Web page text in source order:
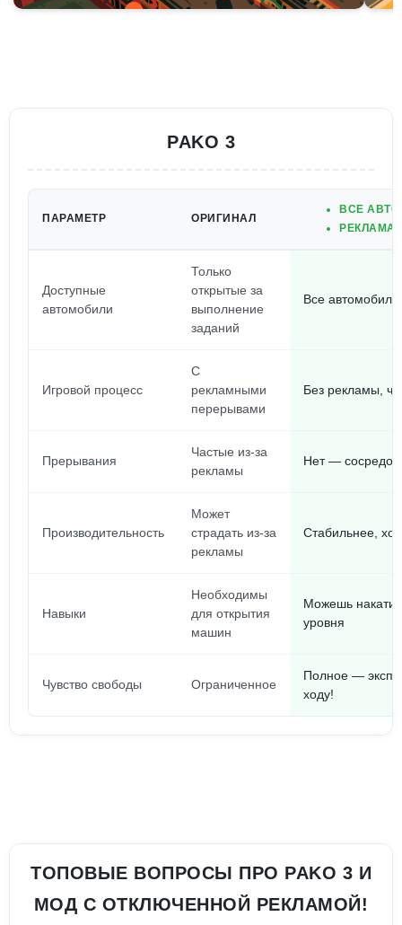
PAKO 3
ПАРАМЕТР ОРИГИНАЛ
ВСЕ
РЕКЛАМА
Доступные
автомобили
Только
открытые за
выполнение
заданий
Все автомобили
Игровой процесс
С
рекламными
перерывами
Без рекламы,
Прерывания
Частые из-за
рекламы
Нет —
Производительность
Может
страдать из-за
рекламы
Стабильнее,
Навыки
Необходимы
для открытия
машин
Можешь
уровня
Чувство свободы Ограниченное
Полное —
ходу!
ТОПОВЫЕ ВОПРОСЫ ПРО PAKO 3 И
МОД С ОТКЛЮЧЕННОЙ РЕКЛАМОЙ!